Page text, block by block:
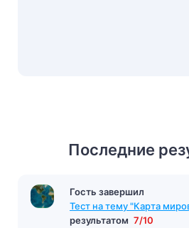
Последние
Гость завершил
Тест на тему "Карта
результатом 7/10